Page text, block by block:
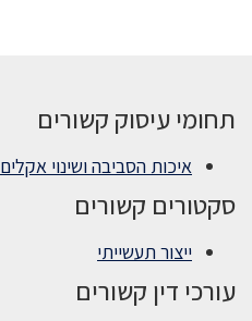
תחומי עיסוק קשורים
איכות הסביבה ושינוי אקלים
סקטורים קשורים
ייצור תעשייתי
עורכי דין קשורים